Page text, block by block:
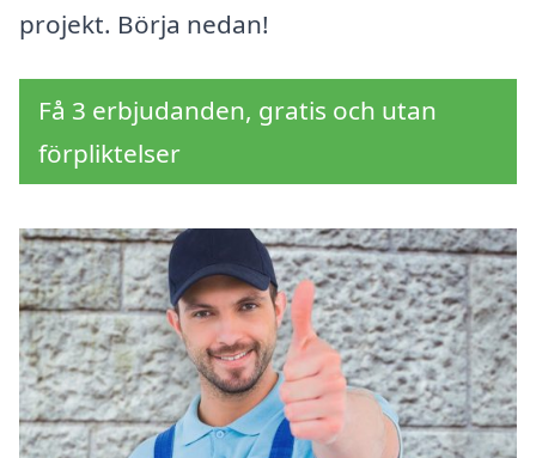
projekt. Börja nedan!
Få 3 erbjudanden, gratis och utan
förpliktelser